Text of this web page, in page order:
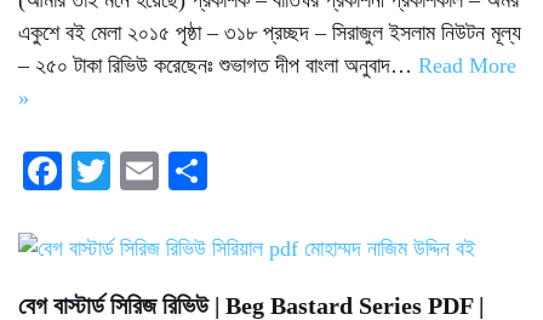
একুশে বই মেলা ২০১৫ পৃষ্ঠা – ৩১৮ প্রচ্ছদ – সিরাজুল ইসলাম নিউটন মূল্য
– ২৫০ টাকা রিভিউ করেছেনঃ শুভাগত দীপ বাংলা অনুবাদ… Read More
»
Fa
bo
ok
T
tte
r
E
ail re
বেগ বাস্টার্ড সিরিজ রিভিউ | Beg Bastard Series PDF |